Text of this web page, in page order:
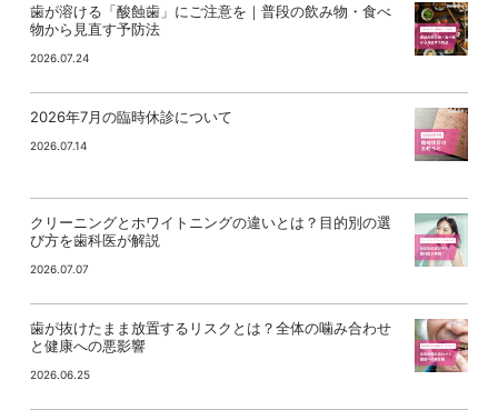
歯が溶ける「酸蝕歯」にご注意を｜普段の飲み物・食べ
物から見直す予防法
2026.07.24
2026年7月の臨時休診について
2026.07.14
クリーニングとホワイトニングの違いとは？目的別の選
び方を歯科医が解説
2026.07.07
歯が抜けたまま放置するリスクとは？全体の噛み合わせ
と健康への悪影響
2026.06.25